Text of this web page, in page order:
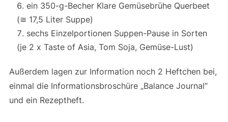
ein 350-g-Becher Klare Gemüsebrühe Querbeet
(≅ 17,5 Liter Suppe)
sechs Einzelportionen Suppen-Pause in Sorten
(je 2 x Taste of Asia, Tom Soja, Gemüse-Lust)
Außerdem lagen zur Information noch 2 Heftchen bei,
einmal die Informationsbroschüre „Balance Journal“
und ein Rezeptheft.